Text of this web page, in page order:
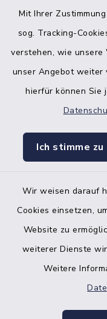
Mit Ihrer
sog. Tracking-
verstehen, wie
unser Angebot weiter
hierfür können Sie
Ich stimme zu
Wir weisen darauf
Cookies einsetzen,
Website zu
weiterer Dienste
Weitere